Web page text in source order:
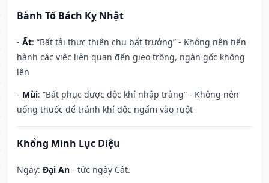
Bành Tổ Bách Kỵ Nhật
- Ất: “Bất tải thực thiên chu bất trưởng” - Không nên tiến
hành các việc liên quan đến gieo trồng, ngàn gốc không
lên
- Mùi: “Bất phục dược độc khí nhập tràng” - Không nên
uống thuốc để tránh khí độc ngấm vào ruột
Khổng Minh Lục Diệu
Ngày: Đại An - tức ngày Cát.